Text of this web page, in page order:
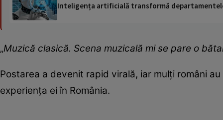
Inteligența artificială transformă
„Muzică clasică. Scena muzicală mi se pare o
Postarea a devenit rapid virală, iar mulți români
experiența ei în România.